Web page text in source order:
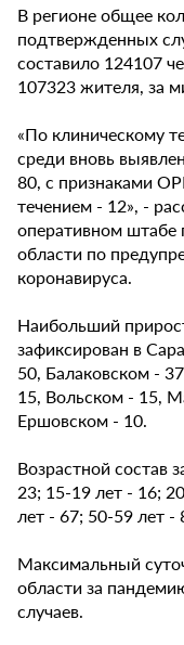
В регионе общее
подтвержденных
составило 124107
107323 жителя, за
«По клиническому
среди вновь
80, с признаками
течением - 12», -
оперативном штабе
области по
коронавируса.
Наибольший
зафиксирован в
50, Балаковском -
15, Вольском - 15,
Ершовском - 10.
Возрастной состав
23; 15-19 лет - 16;
лет - 67; 50-59 лет -
Максимальный
области за
случаев.